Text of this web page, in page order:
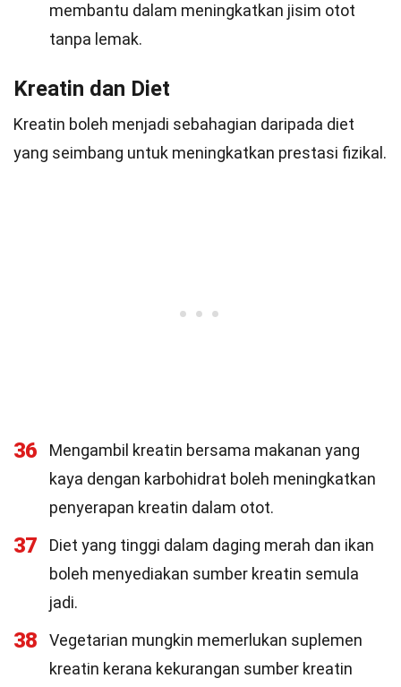
membantu dalam meningkatkan jisim otot
tanpa lemak.
Kreatin dan Diet
Kreatin boleh menjadi sebahagian daripada diet
yang seimbang untuk meningkatkan prestasi fizikal.
36
Mengambil kreatin bersama makanan yang
kaya dengan karbohidrat boleh meningkatkan
penyerapan kreatin dalam otot.
37
Diet yang tinggi dalam daging merah dan ikan
boleh menyediakan sumber kreatin semula
jadi.
38
Vegetarian mungkin memerlukan suplemen
kreatin kerana kekurangan sumber kreatin